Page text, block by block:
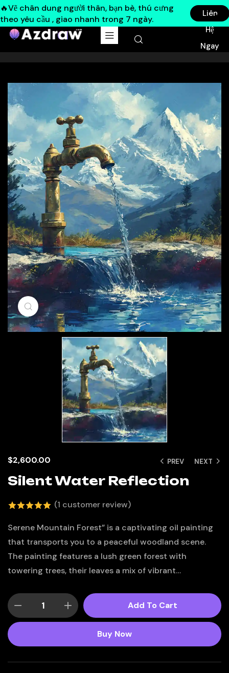
🔥Vẽ chân dung người thân, bạn bè, thú cưng
theo yêu cầu , giao nhanh trong 7 ngày.
Liên
Hệ
Ngay
Click to enlarge
PREV NEXT
$2,600.00
Silent Water Reflection
5.00
out
of 5 based
on
customer
(1 customer review)
Serene Mountain Forest” is a captivating oil painting
that transports you to a peaceful woodland scene.
The painting features a lush green forest with
towering trees, their leaves a mix of vibrant…
Add To Cart
Buy Now